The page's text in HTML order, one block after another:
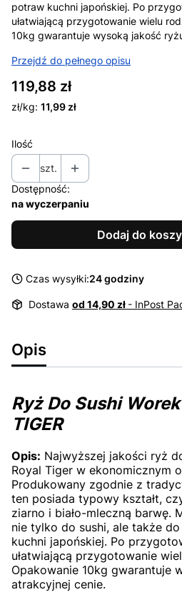
potraw kuchni japońskiej. Po
ułatwiającą przygotowanie wielu
10kg gwarantuje wysoką jakość
Przejdź do pełnego opisu
Cena
119,88 zł
zł/kg: 11,99 zł
Ilość
szt.
Dostępność:
na wyczerpaniu
Dodaj do
Czas wysyłki:24 godziny
Dostawa od 14,90 zł - InPost
Opis
Ryż Do Sushi
TIGER
Opis: Najwyższej jakości ryż
Royal Tiger w ekonomicznym
Produkowany zgodnie z
ten posiada typowy kształt,
ziarno i biało-mleczną barwę.
nie tylko do sushi, ale także
kuchni japońskiej. Po
ułatwiającą przygotowanie
Opakowanie 10kg gwarantuje
atrakcyjnej cenie.